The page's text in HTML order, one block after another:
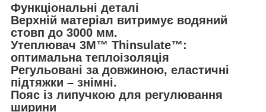
Функціональні деталі
Верхній матеріал витримує водяний
стовп до 3000 мм.
Утеплювач 3M™ Thinsulate™:
оптимальна теплоізоляція
Регульовані за довжиною, еластичні
підтяжки – знімні.
Пояс із липучкою для регулювання
ширини